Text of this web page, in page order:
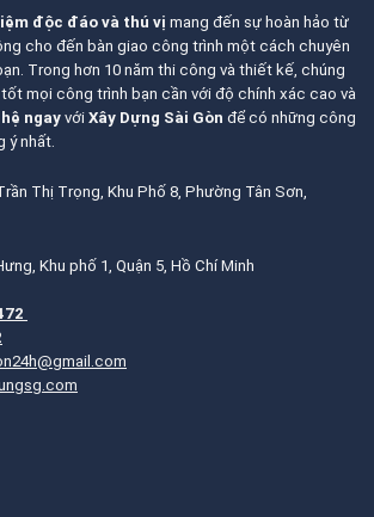
độc đáo và thú vị mang đến sự hoàn hảo từ
cho đến bàn giao công trình một cách chuyên
Trong hơn 10 năm thi công và thiết kế, chúng
mọi công trình bạn cần với độ chính xác cao và
hệ ngay với Xây Dựng Sài Gòn để có những công
ý nhất.
Thị Trọng, Khu Phố 8, Phường Tân Sơn,
Khu phố 1, Quận 5, Hồ Chí Minh